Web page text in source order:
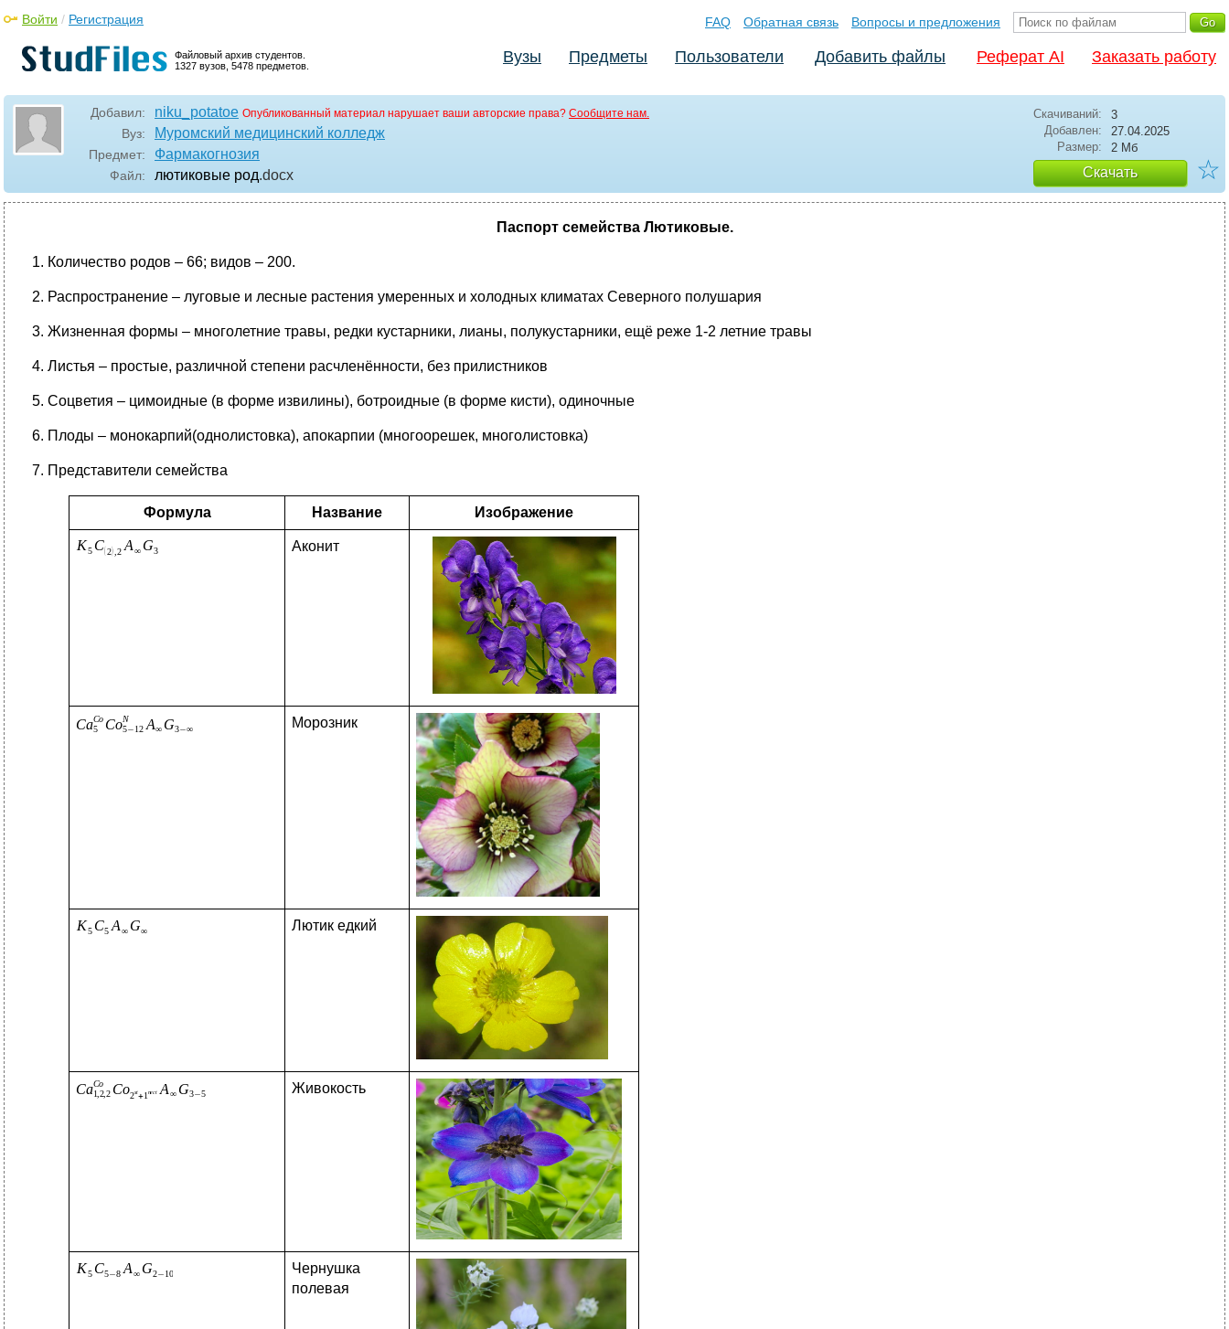
Файловый архив студентов.
1327 вузов, 5478 предметов.
Войти / Регистрация FAQ Обратная связь Вопросы и предложения
Вузы Предметы Пользователи Добавить файлы Реферат AI Заказать работу
Добавил: niku_potatoe Опубликованный материал нарушает ваши авторские права? Сообщите нам.
Вуз: Муромский медицинский колледж
Предмет: Фармакогнозия
Файл: лютиковые род.docx
Скачиваний:
3
Добавлен:
27.04.2025
Размер:
2 Мб
Скачать ☆
Паспорт семейства Лютиковые.
1. Количество родов – 66; видов – 200.
2. Распространение – луговые и лесные растения умеренных и холодных климатах Северного полушария
3. Жизненная формы – многолетние травы, редки кустарники, лианы, полукустарники, ещё реже 1-2 летние травы
4. Листья – простые, различной степени расчленённости, без прилистников
5. Соцветия – цимоидные (в форме извилины), ботроидные (в форме кисти), одиночные
6. Плоды – монокарпий(однолистовка), апокарпии (многоорешек, многолистовка)
7. Представители семейства
Формула Название Изображение
Аконит
Морозник
Лютик едкий
Живокость
Чернушка
полевая